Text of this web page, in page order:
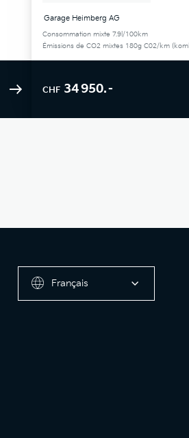
Garage Heimberg AG
Consommation mixte 7.9l/100km
Émissions de CO2 mixtes 180g C02/km
CHF 34 950.–
Français